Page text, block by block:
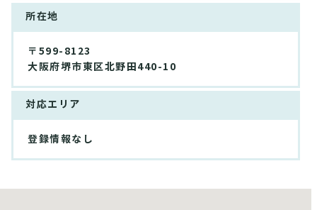
所在地
〒599-8123
大阪府堺市東区北野田440-10
対応エリア
登録情報なし